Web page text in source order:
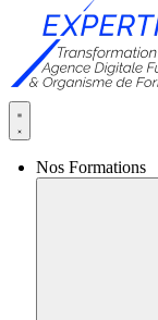
Nos Formations